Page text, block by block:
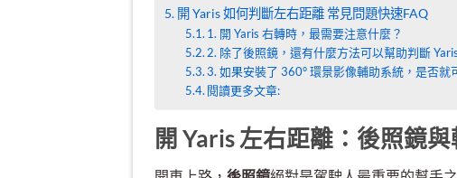
開 Yaris 如何判斷左右距離 常見問題快速FAQ
1. 開 Yaris 右轉時，最需要注意什麼？
2. 除了後照鏡，還有什麼方法可以幫助判斷
3. 如果安裝了 360° 環景影像輔助系統，是否就
閱讀更多文章:
開 Yaris 左右距離：後照鏡